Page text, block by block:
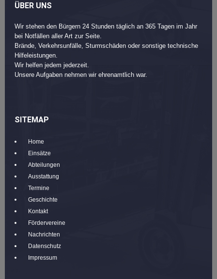
ÜBER UNS
Wir stehen den Bürgern 24 Stunden täglich an 365 Tagen im Jahr
bei Notfällen aller Art zur Seite.
Brände, Verkehrsunfälle, Sturmschäden oder sonstige technische
Hilfeleistungen.
Wir helfen jedem jederzeit.
Unsere Aufgaben nehmen wir ehrenamtlich war.
SITEMAP
Home
Einsätze
Abteilungen
Ausstattung
Termine
Geschichte
Kontakt
Fördervereine
Nachrichten
Datenschutz
Impressum